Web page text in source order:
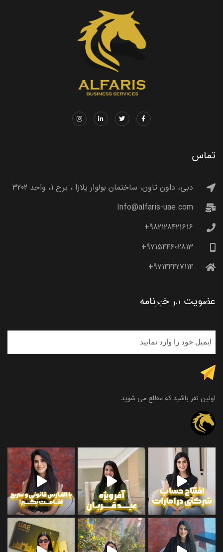
تماس
دبی، داون تاون، ساختمان بولوار پلازا ، برج 1، واحد 3202
Info@alfaris-uae.com
982128421616+
971544602813+
97144427114+
عضویت در خبرنامه
خبرنامه
اولین نفر باشید که مطلع می شوید.